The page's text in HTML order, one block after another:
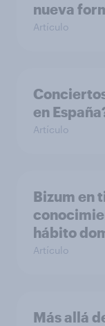
nueva
Artículo
en
Artículo
Bizum en
hábito
Artículo
Más allá